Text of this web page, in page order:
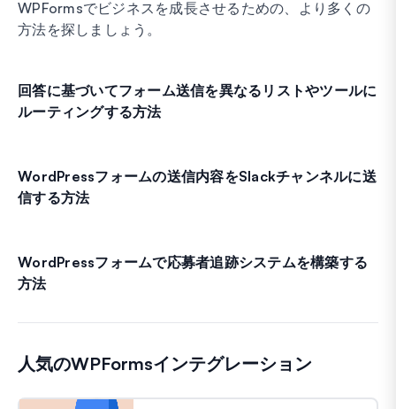
WPFormsでビジネスを成長させるための、より多くの
方法を探しましょう。
回答に基づいてフォーム送信を異なるリストやツールに
ルーティングする方法
WordPressフォームの送信内容をSlackチャンネルに送
信する方法
WordPressフォームで応募者追跡システムを構築する
方法
人気のWPFormsインテグレーション